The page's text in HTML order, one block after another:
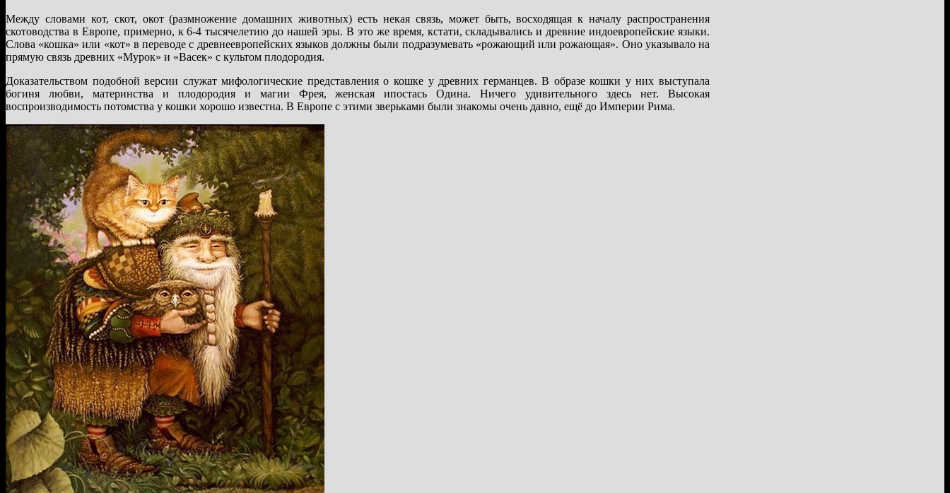
Между словами кот, скот, окот (размножение домашних животных) есть некая связь, может быть, восходящая к началу распространения
скотоводства в Европе, примерно, к 6-4 тысячелетию до нашей эры. В это же время, кстати, складывались и древние индоевропейские языки.
Слова «кошка» или «кот» в переводе с древнеевропейских языков должны были подразумевать «рожающий или рожающая». Оно указывало на
прямую связь древних «Мурок» и «Васек» с культом плодородия.
Доказательством подобной версии служат мифологические представления о кошке у древних германцев. В образе кошки у них выступала
богиня любви, материнства и плодородия и магии Фрея, женская ипостась Одина. Ничего удивительного здесь нет. Высокая
воспроизводимость потомства у кошки хорошо известна. В Европе с этими зверьками были знакомы очень давно, ещё до Империи Рима.